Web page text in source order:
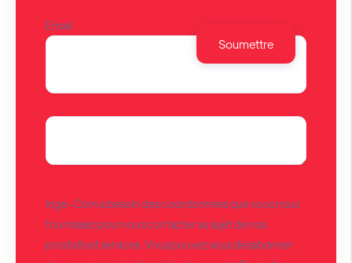
Email
Inge-Com a besoin des coordonnées que vous nous
fournissez pour vous contacter au sujet de nos
produits et services. Vous pouvez vous désabonner